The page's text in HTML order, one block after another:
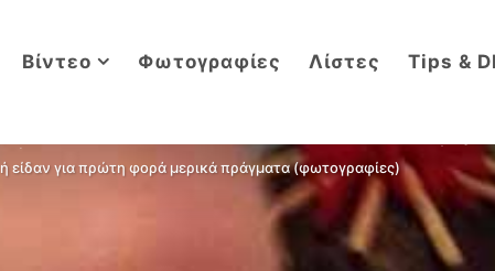
Βίντεο Φωτογραφίες Λίστες Tips &
είδαν για πρώτη φορά μερικά πράγματα (φωτογραφίες)